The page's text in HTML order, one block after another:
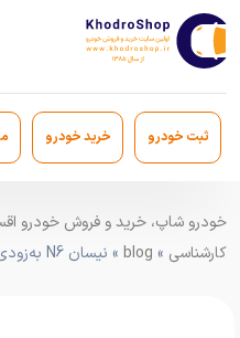
ثبت خودرو خرید خودرو
کارشناسی »
blog » نیسان N6 به‌زودی در بازار خودروشاپ ایران